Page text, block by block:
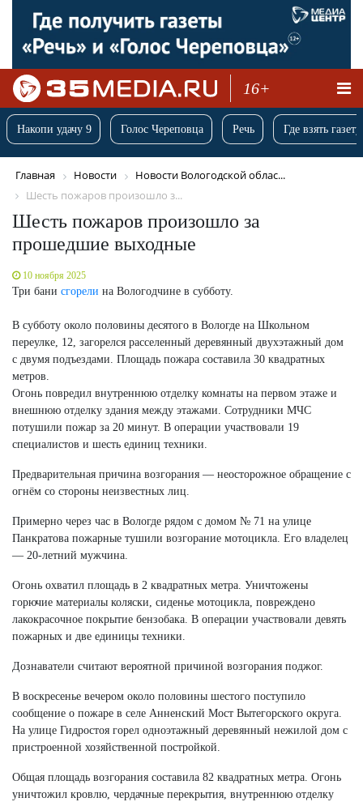
16+
Накопи удачу 9 Голос Череповца Речь Где взять
Главная Новости
Новости Вологодской облас...
Шесть пожаров произошло з...
Шесть пожаров произошло за
прошедшие выходные
10 ноября 2025
Три бани сгорели на Вологодчине в субботу.
В субботу около половины десятого в Вологде на Школьном
переулке, 12, загорелся расселенный деревянный двухэтажный дом
с двумя подъездами. Площадь пожара составила 30 квадратных
метров.
Огонь повредил внутреннюю отделку комнаты на первом этаже и
внешнюю отделку здания между этажами. Сотрудники МЧС
потушили пожар за 20 минут. В операции участвовали 19
специалистов и шесть единиц техники.
Предварительная причина возгорания — неосторожное обращение с
огнём со стороны неизвестных лиц.
Примерно через час в Вологде рядом с домом № 71 на улице
Панкратова пожарные тушили возгорание мотоцикла. Его владелец
— 20-летний мужчина.
Огонь охватил площадь в 2 квадратных метра. Уничтожены
горючие материалы коляски, сиденье мотоцикла, повреждено
лакокрасочное покрытие бензобака. В операции участвовали девять
пожарных и две единицы техники.
Дознаватели считают вероятной причиной возгорания поджог.
В воскресенье вечером около половины шестого поступило
сообщение о пожаре в селе Анненский Мост Вытегорского округа.
На улице Гидростоя горел одноэтажный деревянный нежилой дом с
пристроенной хозяйственной постройкой.
Общая площадь возгорания составила 82 квадратных метра. Огонь
уничтожил кровлю, чердачные перекрытия, внутреннюю отделку